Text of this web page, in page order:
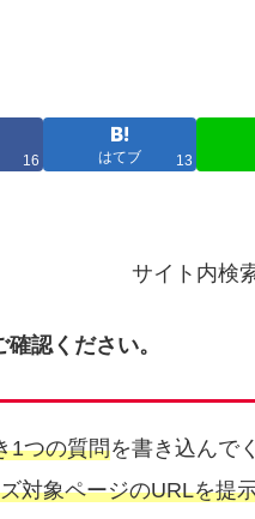
16 はてブ 13
サイト内検
認ください。
1つの質問を書き込んで
対象ページのURLを提